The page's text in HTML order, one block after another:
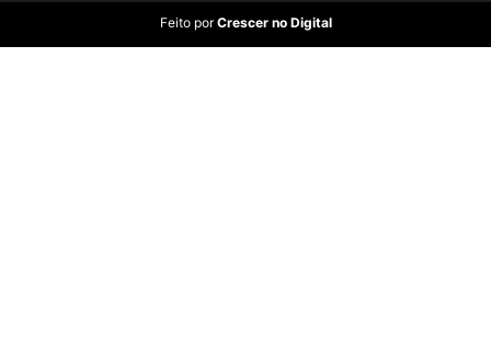
Feito por Crescer no Digital